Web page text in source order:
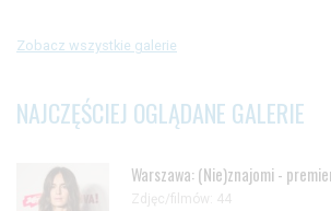
Zobacz wszystkie galerie
NAJCZĘŚCIEJ OGLĄDANE GALERIE
Warszawa: (Nie)znajomi -
Zdjęc/filmów: 44